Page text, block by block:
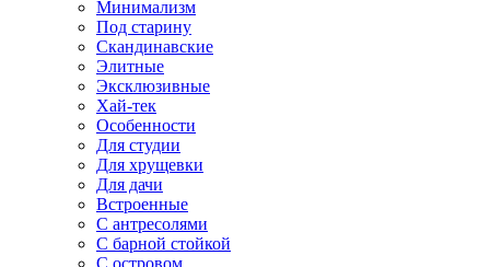
Минимализм
Под старину
Скандинавские
Элитные
Эксклюзивные
Хай-тек
Особенности
Для студии
Для хрущевки
Для дачи
Встроенные
С антресолями
С барной стойкой
С островом